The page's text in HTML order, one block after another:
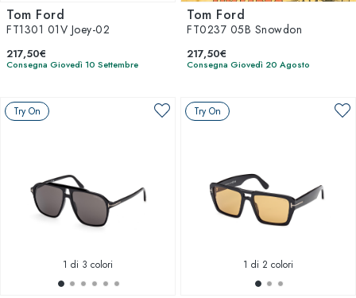
Tom Ford
FT1301 01V Joey-02
217,50€
Consegna Giovedì 10 Settembre
Tom Ford
FT0237 05B Snowdon
217,50€
Consegna Giovedì 20 Agosto
Try On
1 di 3 colori
Try On
1 di 2 colori